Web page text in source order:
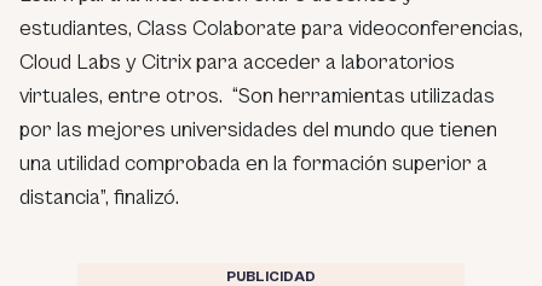
estudiantes, Class Colaborate para videoconferencias,
Cloud Labs y Citrix para acceder a laboratorios
virtuales, entre otros. “Son herramientas utilizadas
por las mejores universidades del mundo que tienen
una utilidad comprobada en la formación superior a
distancia”, finalizó.
PUBLICIDAD